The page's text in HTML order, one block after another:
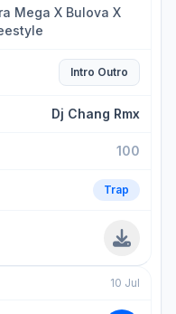
Mega X Bulova X
Intro Outro
Dj Chang Rmx
100
Trap
10 Jul